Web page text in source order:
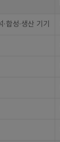
합성·생산 기기